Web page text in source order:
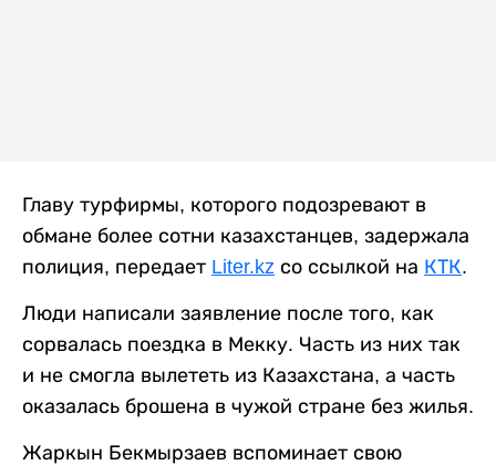
Главу турфирмы, которого подозревают в
обмане более сотни казахстанцев, задержала
полиция, передает Liter.kz со ссылкой на КТК.
Люди написали заявление после того, как
сорвалась поездка в Мекку. Часть из них так
и не смогла вылететь из Казахстана, а часть
оказалась брошена в чужой стране без жилья.
Жаркын Бекмырзаев вспоминает свою